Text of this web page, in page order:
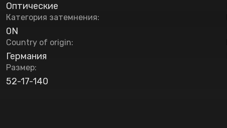
Оптические
Категория затемнения:
0N
Country of origin:
Германия
Размер:
52-17-140